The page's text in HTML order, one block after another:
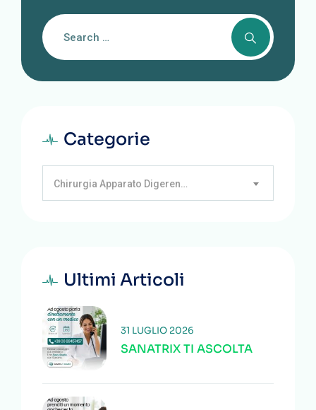
Categorie
Chirurgia Apparato Digerente (2)
Ultimi Articoli
SANATRIX TI ASCOLTA
31 LUGLIO 2026